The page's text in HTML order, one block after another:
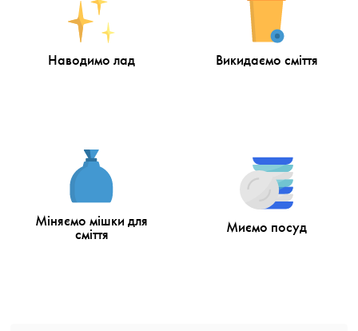
Наводимо лад Викидаємо сміття
Міняємо мішки для
сміття Миємо посуд